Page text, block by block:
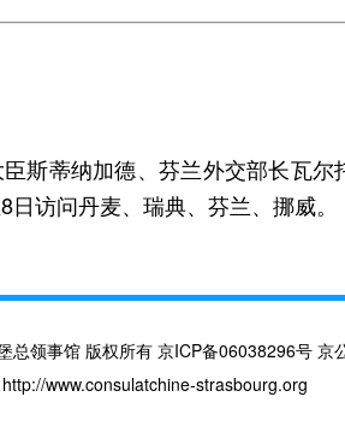
斯蒂纳加德、芬兰外交部长瓦
访问丹麦、瑞典、芬兰、挪威。
总领事馆 版权所有 京ICP备06038296号 京
http://www.consulatchine-strasbourg.org